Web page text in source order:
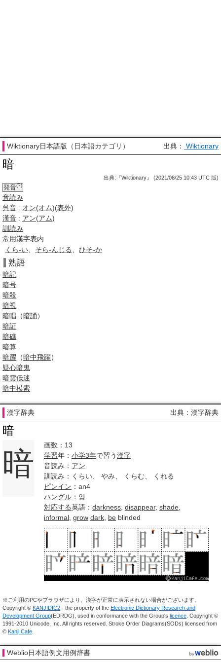
Wiktionary日本語版（日本語カテゴリ） 出典： Wiktionary
暗
出典:『Wiktionary』 (2021/08/25 10:43 UTC 版)
発音(?)
音読み
呉音 : オン(オム)(表外)
漢音 : アン(アム)
訓読み
常用漢字表内
くら-い
そら-んじる ひそ-か
熟語
暗記
暗号
暗殺
暗視
暗唱 （暗誦）
暗証
暗礁
暗算
暗躍 （暗中飛躍）
疑心暗鬼
暗雲低迷
暗中模索
漢字辞典 出典：漢字辞典
暗
暗
画数：13
学習年： 小学3年で習う漢字
音読み： アン
訓読み：くらい、 やみ、 くらむ、 くれる
ピンイン ：an4
ハングル ：암
対応する英語： darkness disappear, shade
informal grow dark be blinded
※ご利用のPCやブラウザにより、漢字が正常に表示されない場合がございます。
Copyright © KANJIDIC2 - the property of the Electronic Dictionary Research and
Development Group(EDRDG), used in conformance with the Group's licence . Copyright ©
1991-2010 Unicode, Inc. All rights reserved. Stroke Order Diagrams(SODs) licensed from
© Kanji Cafe
Weblio日本語例文用例辞書